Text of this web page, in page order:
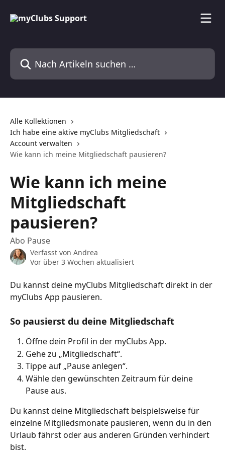
Nach Artikeln suchen …
Alle Kollektionen
Ich habe eine aktive myClubs Mitgliedschaft
Account verwalten
Wie kann ich meine Mitgliedschaft pausieren?
Wie kann ich meine
Mitgliedschaft
pausieren?
Abo Pause
Verfasst von Andrea
Vor über 3 Wochen aktualisiert
Du kannst deine myClubs Mitgliedschaft direkt in der
myClubs App pausieren.
So pausierst du deine Mitgliedschaft
Öffne dein Profil in der myClubs App.
Gehe zu „Mitgliedschaft“.
Tippe auf „Pause anlegen“.
Wähle den gewünschten Zeitraum für deine
Pause aus.
Du kannst deine Mitgliedschaft beispielsweise für
einzelne Mitgliedsmonate pausieren, wenn du in den
Urlaub fährst oder aus anderen Gründen verhindert
bist.